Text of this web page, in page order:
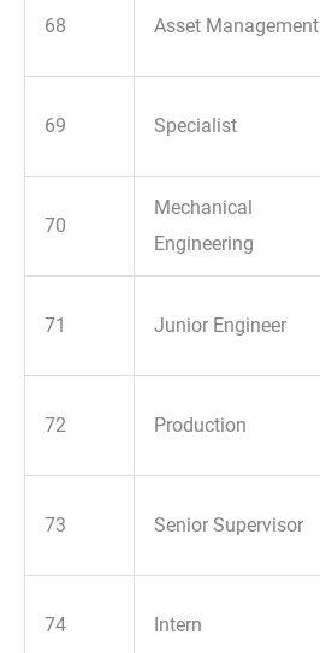
68 Asset Management
69 Specialist
70
Mechanical
Engineering
71 Junior Engineer
72 Production
73 Senior Supervisor
74 Intern